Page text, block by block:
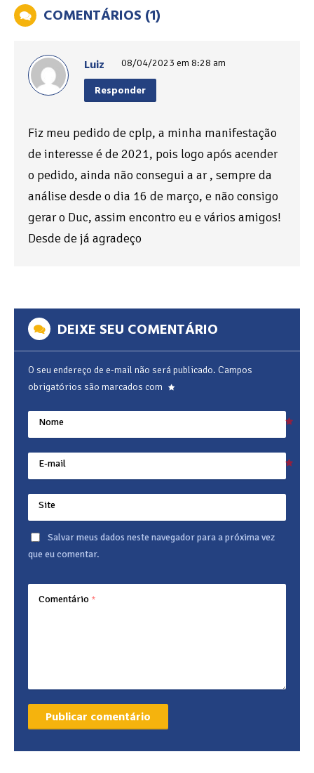
COMENTÁRIOS (1)
Luiz 08/04/2023 em 8:28 am
Responder
Fiz meu pedido de cplp, a minha manifestação
de interesse é de 2021, pois logo após acender
o pedido, ainda não consegui a ar , sempre da
análise desde o dia 16 de março, e não consigo
gerar o Duc, assim encontro eu e vários amigos!
Desde de já agradeço
DEIXE SEU COMENTÁRIO
O seu endereço de e-mail não será publicado. Campos
obrigatórios são marcados com
Nome
E-mail
Site
Salvar meus dados neste navegador para a próxima vez
que eu comentar.
Comentário *